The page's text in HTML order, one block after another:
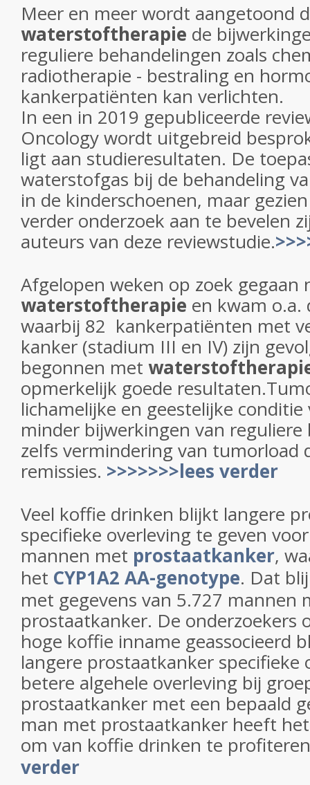
Meer en meer wordt aangetoond
waterstoftherapie de
reguliere behandelingen zoals
radiotherapie - bestraling en
kankerpatiënten kan verlichten.
In een in 2019 gepubliceerde
Oncology wordt uitgebreid
ligt aan studieresultaten. De
waterstofgas bij de behandeling
in de kinderschoenen, maar
verder onderzoek aan te bevelen
auteurs van deze reviewstudie.
Afgelopen weken op zoek gegaan
waterstoftherapie en kwam o.a.
waarbij 82 kankerpatiënten met
kanker (stadium III en IV) zijn
begonnen met
opmerkelijk goede
lichamelijke en geestelijke
minder bijwerkingen van
zelfs vermindering van tumorload
remissies. >>>>>>>lees verder
Veel koffie drinken blijkt langere
specifieke overleving te geven
mannen met prostaatkanker,
het CYP1A2 AA-genotype. Dat
met gegevens van 5.727 mannen
prostaatkanker. De onderzoekers
hoge koffie inname geassocieerd
langere prostaatkanker specifieke
betere algehele overleving bij
prostaatkanker met een bepaald
man met prostaatkanker heeft
om van koffie drinken te
verder